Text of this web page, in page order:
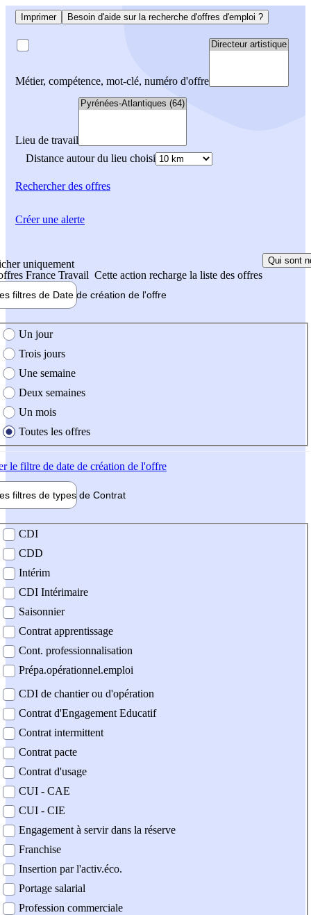
Imprimer Besoin d'aide sur la recherche d'offres d'emploi ?
Métier, compétence, mot-clé, numéro d'offre
Lieu de travail
Distance autour du lieu choisi
Rechercherdes offres
uniquement
France Travail Cette action recharge la liste des offres
Qui sont
filtres de Date de création de l'offre
création de l'offre
Un jour
Trois jours
Une semaine
Deux semaines
Un mois
Toutes les offres
le filtre de date de création de l'offre
filtres de types de Contrat
contrat
CDI
CDD
Intérim
CDI Intérimaire
Saisonnier
Contrat apprentissage
Cont. professionnalisation
Prépa.opérationnel.emploi
CDI de chantier ou d'opération
Contrat d'Engagement Educatif
Contrat intermittent
Contrat pacte
Contrat d'usage
CUI - CAE
CUI - CIE
Engagement à servir dans la réserve
Franchise
Insertion par l'activ.éco.
Portage salarial
Profession commerciale
Créer une alerte